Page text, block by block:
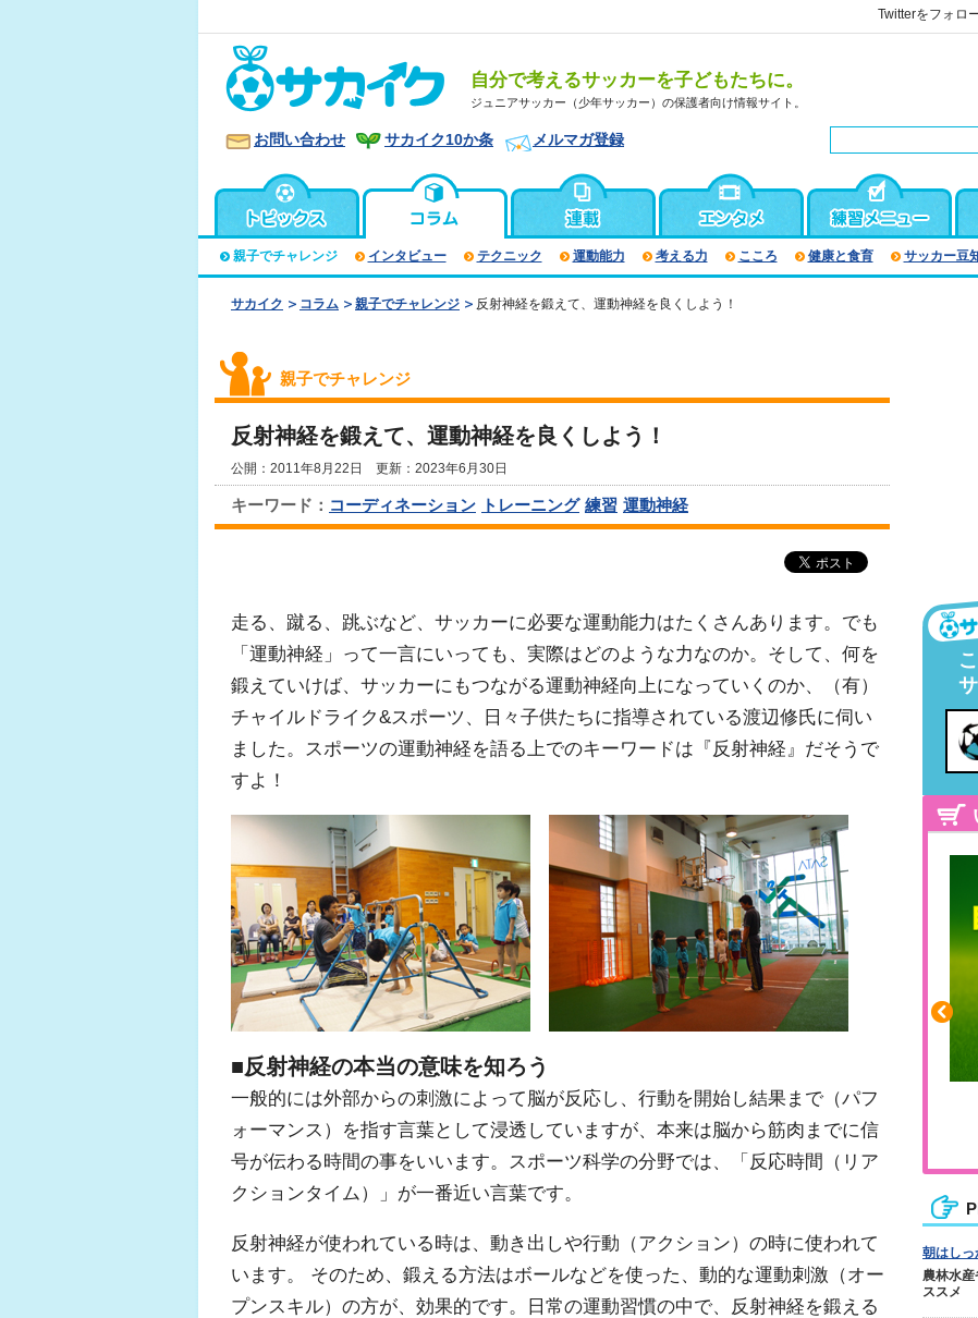
Twitterをフォロ
自分で考えるサッカーを子どもたちに。
ジュニアサッカー（少年サッカー）の保護者向け情報サイト。
お問い合わせ サカイク10か条 メルマガ登録
親子でチャレンジ インタビュー テクニック 運動能力 考える力 こころ 健康と食育 サッカー豆
サカイク コラム 親子でチャレンジ 反射神経を鍛えて、運動神経を良くしよう！
親子でチャレンジ
反射神経を鍛えて、運動神経を良くしよう！
公開：2011年8月22日 更新：2023年6月30日
キーワード： コーディネーション トレーニング 練習 運動神経
走る、蹴る、跳ぶなど、サッカーに必要な運動能力はたくさんあります。でも
「運動神経」って一言にいっても、実際はどのような力なのか。そして、何を
鍛えていけば、サッカーにもつながる運動神経向上になっていくのか、（有）
チャイルドライク&スポーツ、日々子供たちに指導されている渡辺修氏に伺い
ました。スポーツの運動神経を語る上でのキーワードは『反射神経』だそうで
すよ！
■反射神経の本当の意味を知ろう
一般的には外部からの刺激によって脳が反応し、行動を開始し結果まで（パフ
ォーマンス）を指す言葉として浸透していますが、本来は脳から筋肉までに信
号が伝わる時間の事をいいます。スポーツ科学の分野では、「反応時間（リア
クションタイム）」が一番近い言葉です。
反射神経が使われている時は、動き出しや行動（アクション）の時に使われて
います。 そのため、鍛える方法はボールなどを使った、動的な運動刺激（オー
プンスキル）の方が、効果的です。日常の運動習慣の中で、反射神経を鍛える
ふくらはぎの張りや疲れに
ジュニアレッグリカバリー
朝はしっ
農林水産
ススメ